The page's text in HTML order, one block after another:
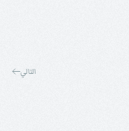
التالي